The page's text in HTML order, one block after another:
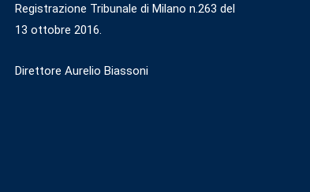
Registrazione Tribunale di Milano n.263 del
13 ottobre 2016.
Direttore Aurelio Biassoni